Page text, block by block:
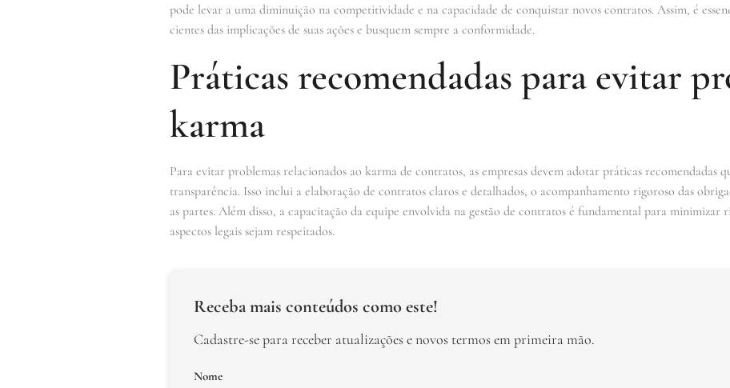
pode levar a uma diminuição na competitividade e na capacidade de conquistar novos contratos. Assim, é
cientes das implicações de suas ações e busquem sempre a conformidade.
Práticas recomendadas para evitar
karma
Para evitar problemas relacionados ao karma de contratos, as empresas devem adotar práticas recomendadas
transparência. Isso inclui a elaboração de contratos claros e detalhados, o acompanhamento rigoroso das
as partes. Além disso, a capacitação da equipe envolvida na gestão de contratos é fundamental para minimizar
aspectos legais sejam respeitados.
Receba mais conteúdos como este!
Cadastre-se para receber atualizações e novos termos em primeira mão.
Nome